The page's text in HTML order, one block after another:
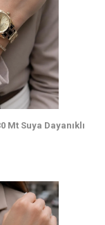
Mt Suya Dayanıklı
+ Bileklik